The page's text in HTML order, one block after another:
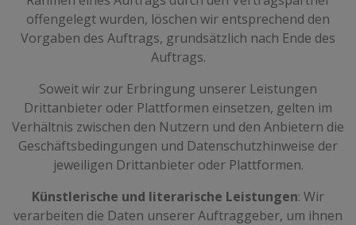
offengelegt wurden, löschen wir entsprechend den
Vorgaben des Auftrags, grundsätzlich nach Ende des
Auftrags.
Soweit wir zur Erbringung unserer Leistungen
Drittanbieter oder Plattformen einsetzen, gelten im
Verhältnis zwischen den Nutzern und den Anbietern die
Geschäftsbedingungen und Datenschutzhinweise der
jeweiligen Drittanbieter oder Plattformen.
Künstlerische und literarische Leistungen: Wir
verarbeiten die Daten unserer Auftraggeber, um ihnen